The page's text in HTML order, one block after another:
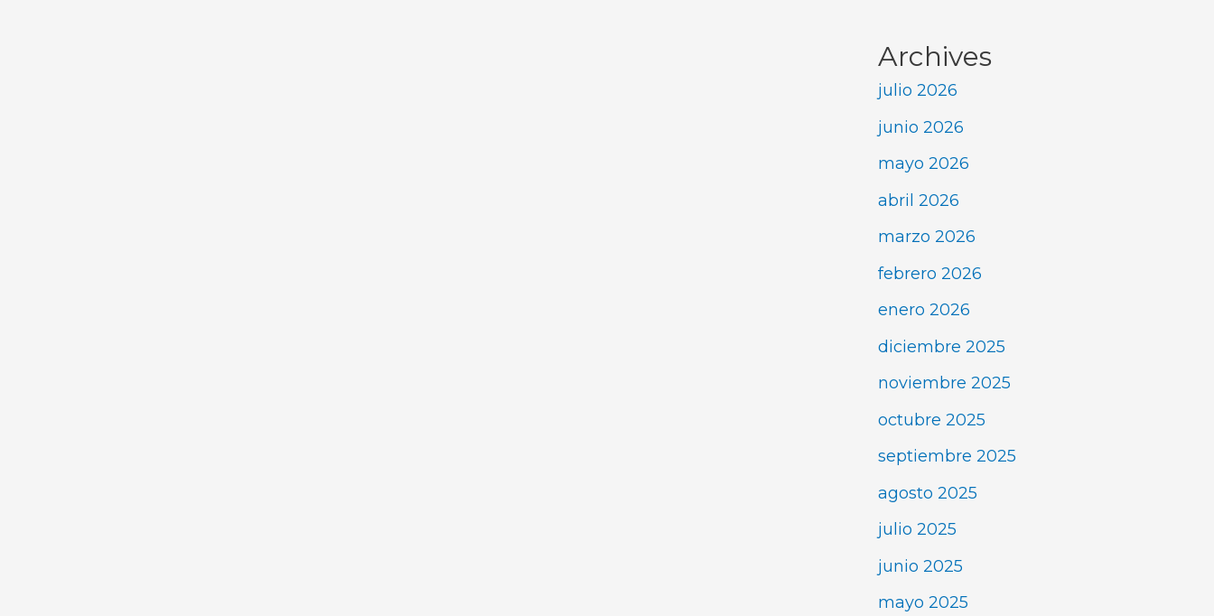
Archives
julio 2026
junio 2026
mayo 2026
abril 2026
marzo 2026
febrero 2026
enero 2026
diciembre 2025
noviembre 2025
octubre 2025
septiembre 2025
agosto 2025
julio 2025
junio 2025
mayo 2025